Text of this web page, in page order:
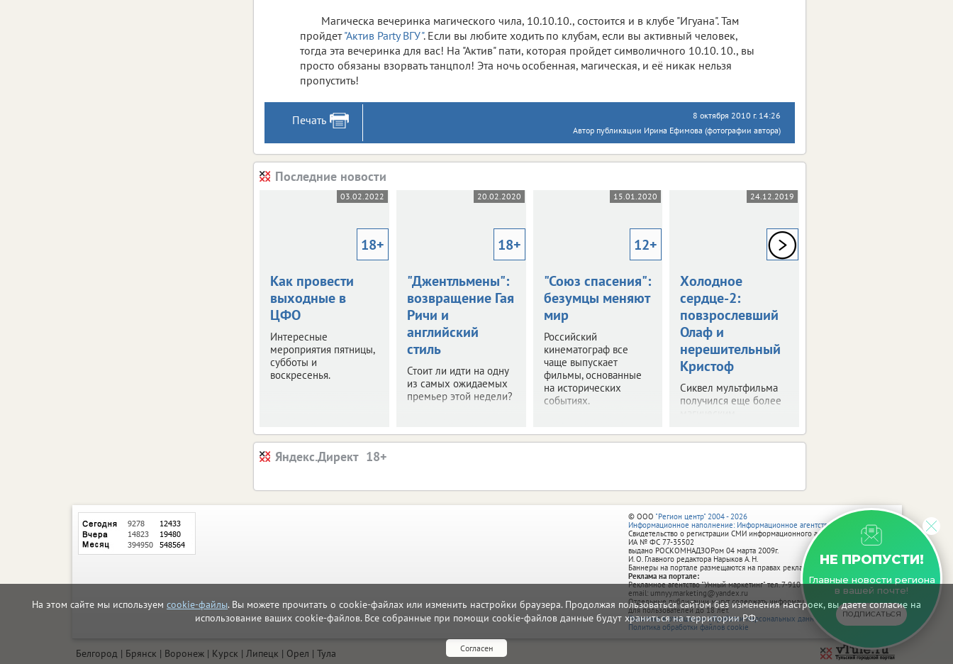
На этом сайте мы используем cookie-файлы. Вы можете прочитать о cookie-файлах или изменить настройки браузера. Продолжая пользоваться сайтом без изменения настроек, вы даете согласие на
использование ваших cookie-файлов. Все собранные при помощи cookie-файлов данные будут храниться на территории РФ.
Согласен
Магическа вечеринка магического чила, 10.10.10., состоится и в клубе "Игуана". Там
пройдет"Актив Party ВГУ". Если вы любите ходить по клубам, если вы активный человек,
тогда эта вечеринка для вас! На "Актив" пати, которая пройдет символичного 10.10. 10., вы
просто обязаны взорвать танцпол! Эта ночь особенная, магическая, и её никак нельзя
пропустить!
Печать
8 октября 2010 г. 14:26
Автор публикации Ирина Ефимова (фотографии автора)
Последние новости
03.02.2022
18+
Как провести
выходные в
ЦФО
Интересные
мероприятия пятницы,
субботы и
воскресенья.
20.02.2020
18+
"Джентльмены":
возвращение Гая
Ричи и
английский
стиль
Стоит ли идти на одну
из самых ожидаемых
премьер этой недели?
15.01.2020
12+
"Союз спасения":
безумцы меняют
мир
Российский
кинематограф все
чаще выпускает
фильмы, основанные
на исторических
событиях.
24.12.2019
6+
Холодное
сердце-2:
повзрослевший
Олаф и
нерешительный
Кристоф
Сиквел мультфильма
получился еще более
Яндекс.Директ
НЕ ПРОПУСТИ!
Главные новости региона
в вашей почте!
ПОДПИСАТЬСЯ
© ООО "Регион центр" 2004 - 2026
Информационное наполнение: Информационное агентство vRossii.ru
Свидетельство о регистрации СМИ информационного агентства vRossii.ru
ИА № ФС 77‑35502
выдано РОСКОМНАДЗОРом 04 марта 2009г.
И. О. Главного редактора Нарыков А. Н.
Баннеры на портале размещаются на правах рекламы.
Реклама на портале:
Рекламное агентство "Умный маркетинг" тел. 7-910-267-70-40,
email: umnyy.marketing@yandex.ru
Отдельные публикации могут содержать информацию, не предназначенную
для пользователей до 18 лет.
Политика в отношении обработки персональных данных
Политика обработки файлов cookie
Белгород Брянск Воронеж Курск Липецк Орел Тула